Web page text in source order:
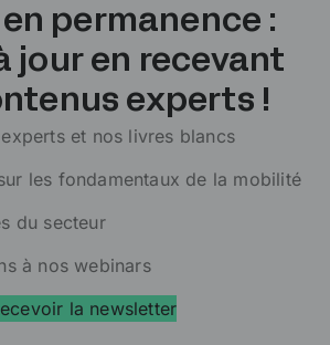
permanence :
jour en recevant
experts !
et nos livres blancs
les fondamentaux de la mobilité
du secteur
à nos webinars
la newsletter